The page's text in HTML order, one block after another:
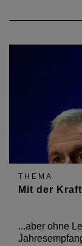
THEMA
Mit der
...aber ohne